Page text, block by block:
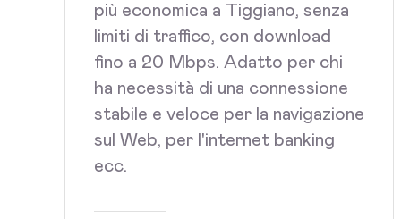
più economica a Tiggiano, senza
limiti di traffico, con download
fino a 20 Mbps. Adatto per chi
ha necessità di una connessione
stabile e veloce per la navigazione
sul Web, per l'internet banking
ecc.